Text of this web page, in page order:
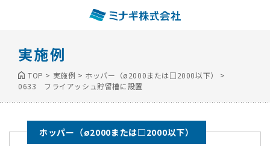
実施例
TOP > 実施例 > ホッパー（ø2000または□2000以下）
>
0633 フライアッシュ貯留槽に設置
ホッパー（ø2000または□2000以下）